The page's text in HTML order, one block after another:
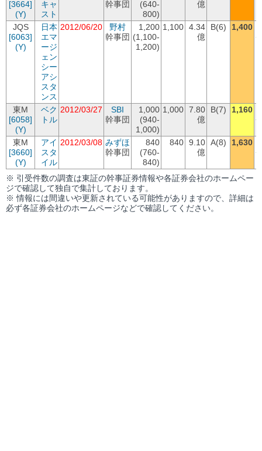
[3664]
(Y)
キャ
スト
幹事団
(640-
800)
億
JQS
[6063]
(Y)
日本
エマ
ージ
ェン
シー
アシ
スタ
ンス
2012/06/20
野村
幹事団
1,200
(1,100-
1,200)
1,100 4.34
億
B(6) 1,400
東M
[6058]
(Y)
ベク
トル
2012/03/27
SBI
幹事団
1,000
(940-
1,000)
1,000 7.80
億
B(7) 1,160
東M
[3660]
(Y)
アイ
スタ
イル
2012/03/08 みずほ
幹事団
840
(760-
840)
840 9.10
億
A(8) 1,630
※ 引受件数の調査は東証の幹事証券情報や各証券会社のホームペー
ジで確認して独自で集計しております。
※ 情報には間違いや更新されている可能性がありますので、詳細は
必ず各証券会社のホームページなどで確認してください。